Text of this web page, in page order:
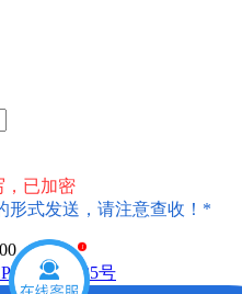
，已加密
形式发送，请注意查收！*
备18016435号
1